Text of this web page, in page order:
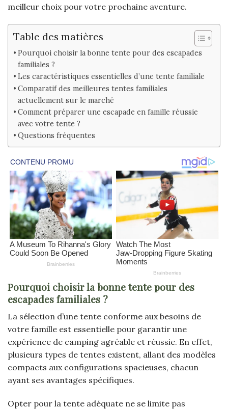
meilleur choix pour votre prochaine aventure.
Table des matières
Pourquoi choisir la bonne tente pour des escapades
familiales ?
Les caractéristiques essentielles d’une tente familiale
Comparatif des meilleures tentes familiales
actuellement sur le marché
Comment préparer une escapade en famille réussie
avec votre tente ?
Questions fréquentes
Pourquoi choisir la bonne tente pour des
escapades familiales ?
La sélection d’une tente conforme aux besoins de
votre famille est essentielle pour garantir une
expérience de camping agréable et réussie. En effet,
plusieurs types de tentes existent, allant des modèles
compacts aux configurations spacieuses, chacun
ayant ses avantages spécifiques.
Opter pour la tente adéquate ne se limite pas